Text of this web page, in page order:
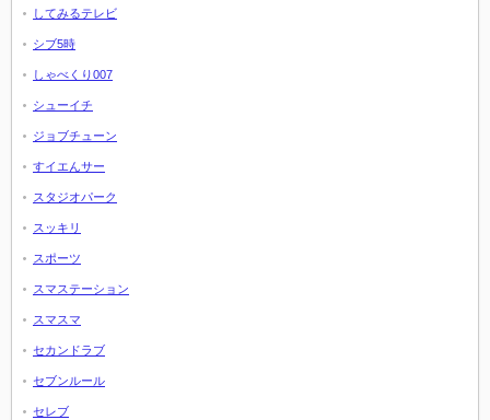
してみるテレビ
シブ5時
しゃべくり007
シューイチ
ジョブチューン
すイエんサー
スタジオパーク
スッキリ
スポーツ
スマステーション
スマスマ
セカンドラブ
セブンルール
セレブ